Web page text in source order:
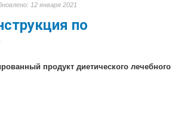
12 января 2021
по
продукт диетического лечебного